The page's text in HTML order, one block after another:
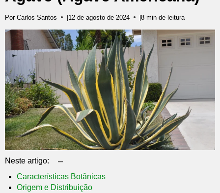
Por Carlos Santos |12 de agosto de 2024 |8 min de leitura
Neste artigo: –
Características Botânicas
Origem e Distribuição